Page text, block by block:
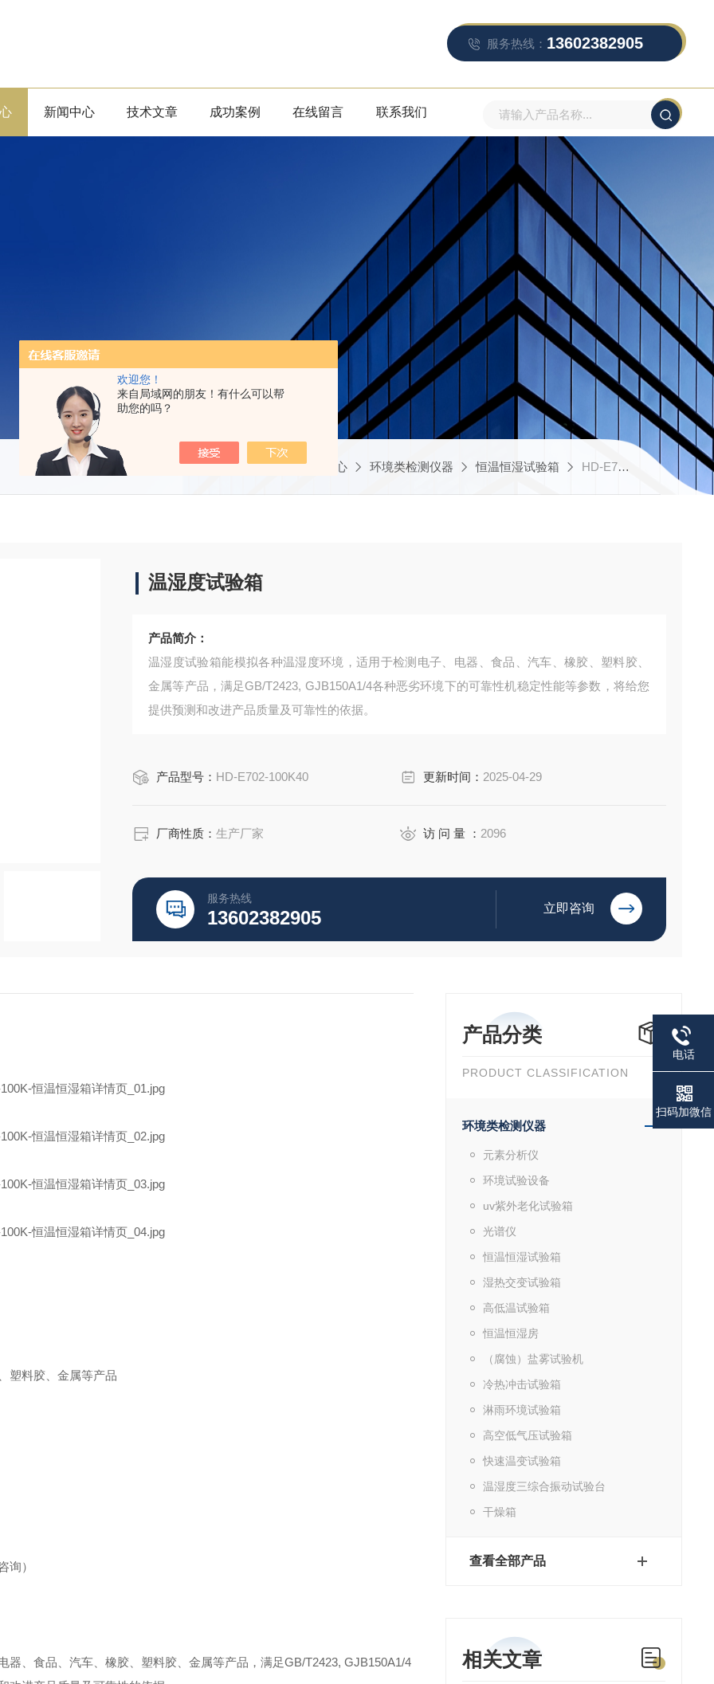
欢迎您！
来自局域网的朋友！有什么可以帮
助您的吗？
服务热线： 13602382905
新闻中心 技术文章 成功案例 在线留言 联系我们
当前位置：首页 产品中心 环境类检测仪器 恒温恒湿试验箱 HD-E702-100K40温湿度试验箱
温湿度试验箱
产品简介：
温湿度试验箱能模拟各种温湿度环境，适用于检测电子、电器、食品、汽车、橡胶、塑料胶、
金属等产品，满足GB/T2423, GJB150A1/4各种恶劣环境下的可靠性机稳定性能等参数，将给您
提供预测和改进产品质量及可靠性的依据。
产品型号： HD-E702-100K40 更新时间： 2025-04-29
厂商性质：生产厂家 访 问 量 ： 2096
服务热线
13602382905 立即咨询
产品分类
PRODUCT CLASSIFICATION
环境类检测仪器
元素分析仪
环境试验设备
uv紫外老化试验箱
光谱仪
恒温恒湿试验箱
湿热交变试验箱
高低温试验箱
恒温恒湿房
（腐蚀）盐雾试验机
冷热冲击试验箱
淋雨环境试验箱
高空低气压试验箱
快速温变试验箱
温湿度三综合振动试验台
干燥箱
查看全部产品
相关文章
塑料胶、金属等产品
询）
器、食品、汽车、橡胶、塑料胶、金属等产品，满足GB/T2423, GJB150A1/4
电话
扫码加微信